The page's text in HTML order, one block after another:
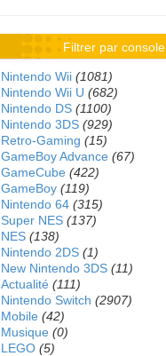
Filtrer par console
Nintendo Wii (1081)
Nintendo Wii U (682)
Nintendo DS (1100)
Nintendo 3DS (929)
Retro-Gaming (15)
GameBoy Advance (67)
GameCube (422)
GameBoy (119)
Nintendo 64 (315)
Super NES (137)
NES (138)
Nintendo 2DS (1)
New Nintendo 3DS (11)
Actualité (111)
Nintendo Switch (2907)
Mobile (42)
Musique (0)
LEGO (5)